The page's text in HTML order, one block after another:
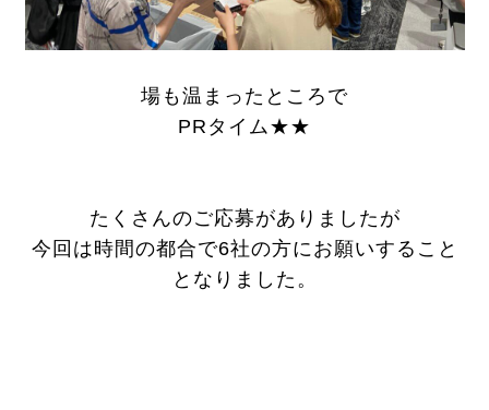
場も温まったところで
PRタイム★★
たくさんのご応募がありましたが
今回は時間の都合で6社の方にお願いすること
となりました。